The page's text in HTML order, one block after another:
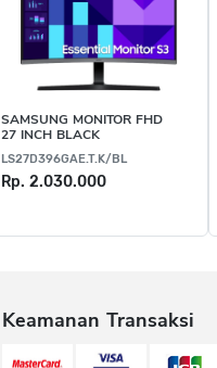
SAMSUNG MONITOR FHD
27 INCH BLACK
LS27D396GAE.T.K/BL
Rp. 2.030.000
Keamanan Transaksi